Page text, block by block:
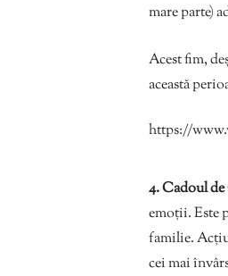
mare parte)
Acest fim,
această
https://
4. Cadoul
emoții. Este
familie.
cei mai